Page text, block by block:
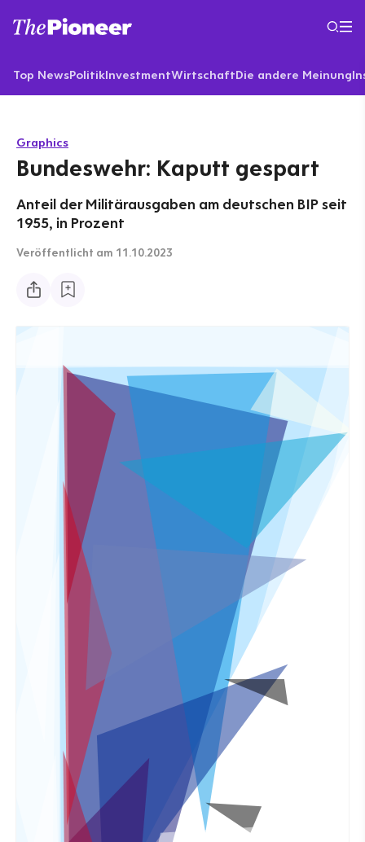
Top NewsPolitikInvestmentWirtschaftDie andere Meinung
Graphics
Bundeswehr: Kaputt gespart
Anteil der Militärausgaben am deutschen BIP seit
1955, in Prozent
Veröffentlicht am 11.10.2023